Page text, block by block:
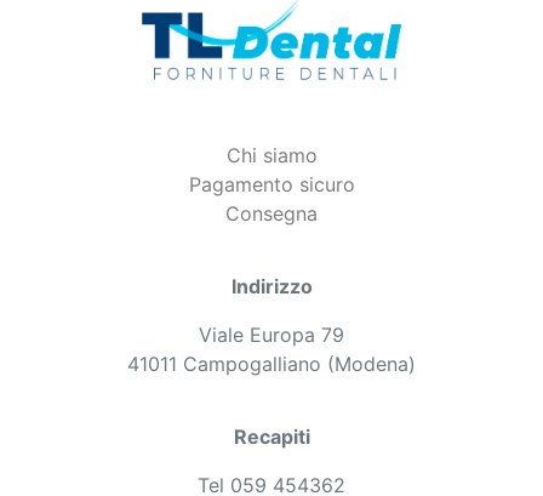
Chi siamo
Pagamento sicuro
Consegna
Indirizzo
Viale Europa 79
41011 Campogalliano (Modena)
Recapiti
Tel 059 454362